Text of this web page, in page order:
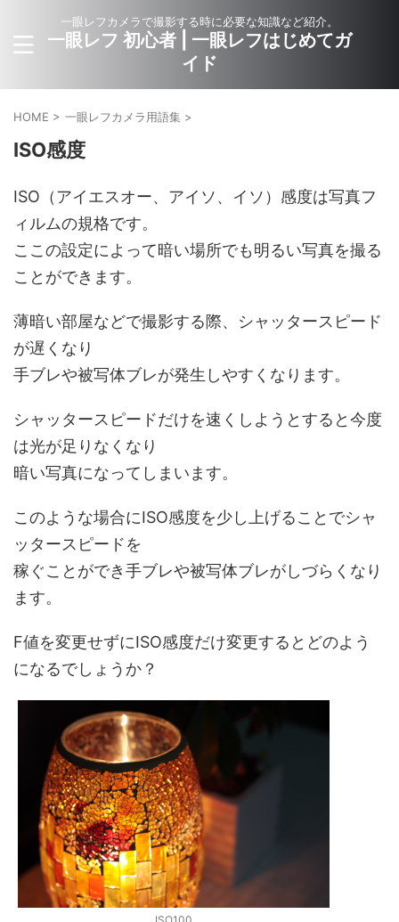
一眼レフカメラで撮影する時に必要な知識など紹介。
一眼レフ 初心者 | 一眼レフはじめてガ
イド
HOME > 一眼レフカメラ用語集 >
ISO感度
ISO（アイエスオー、アイソ、イソ）感度は写真フ
ィルムの規格です。
ここの設定によって暗い場所でも明るい写真を撮る
ことができます。
薄暗い部屋などで撮影する際、シャッタースピード
が遅くなり
手ブレや被写体ブレが発生しやすくなります。
シャッタースピードだけを速くしようとすると今度
は光が足りなくなり
暗い写真になってしまいます。
このような場合にISO感度を少し上げることでシャ
ッタースピードを
稼ぐことができ手ブレや被写体ブレがしづらくなり
ます。
F値を変更せずにISO感度だけ変更するとどのよう
になるでしょうか？